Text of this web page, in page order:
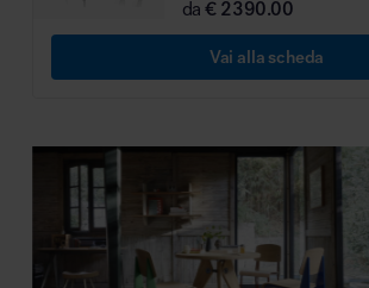
da€ 2390.00
Vai alla scheda